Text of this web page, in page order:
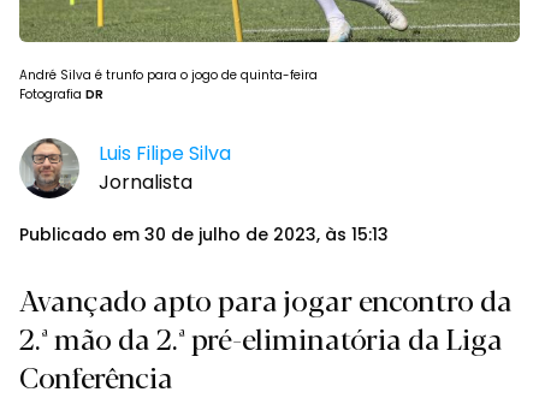
André Silva é trunfo para o jogo de quinta-feira
Fotografia DR
Luis Filipe Silva
Jornalista
Publicado em 30 de julho de 2023, às 15:13
Avançado apto para jogar encontro da
2.ª mão da 2.ª pré-eliminatória da Liga
Conferência